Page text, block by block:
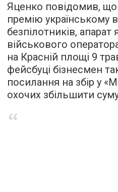
Яценко повідомив, що
премію українському
безпілотників,
військового
на Красній площі 9
фейсбуці бізнесмен
посилання на збір у
охочих збільшити суму